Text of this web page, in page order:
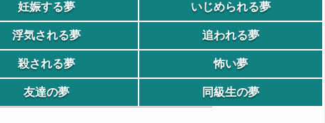
妊娠する夢 いじめられる夢
浮気される夢 追われる夢
殺される夢 怖い夢
友達の夢 同級生の夢